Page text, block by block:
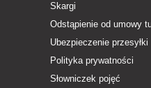
Skargi
Odstąpienie od umowy
Ubezpieczenie przesyłki
Polityka prywatności
Słowniczek pojęć